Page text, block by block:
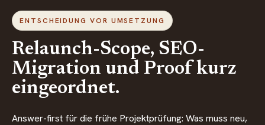
ENTSCHEIDUNG VOR UMSETZUNG
Relaunch-Scope, SEO-
Migration und Proof kurz
eingeordnet.
Answer-first für die frühe Projektprüfung: Was muss neu,